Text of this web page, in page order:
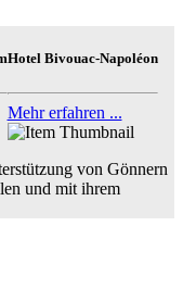
Hotel Bivouac-Napoléon
Mehr erfahren ...
von Gönnern
und mit ihrem